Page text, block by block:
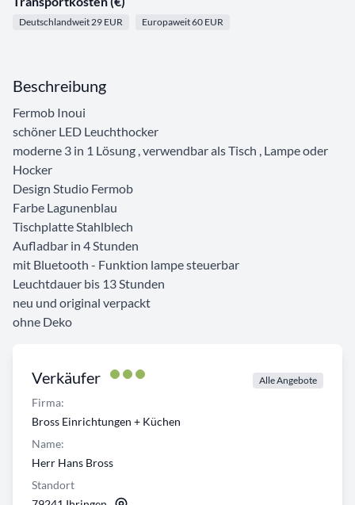
Deutschlandweit 29 EUR Europaweit 60 EUR
Verkäufer Alle Angebote
Firma:
Bross Einrichtungen + Küchen
Name:
Herr Hans Bross
Standort
Beschreibung
Fermob Inoui
schöner LED Leuchthocker
moderne 3 in 1 Lösung , verwendbar als Tisch , Lampe oder
Hocker
Design Studio Fermob
Farbe Lagunenblau
Tischplatte Stahlblech
Aufladbar in 4 Stunden
mit Bluetooth - Funktion lampe steuerbar
Leuchtdauer bis 13 Stunden
neu und original verpackt
ohne Deko